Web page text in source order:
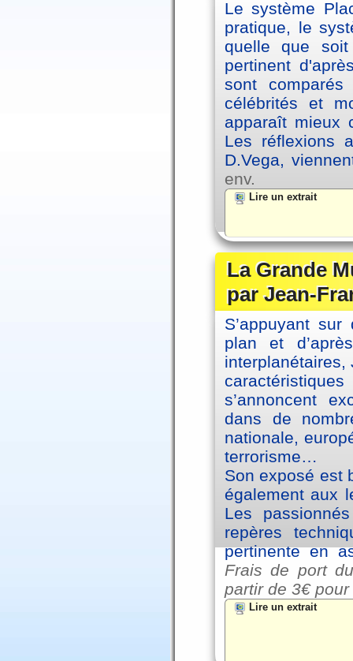
Le système
pratique, le
quelle que
pertinent
sont
célébrités et
apparaît mieux
Les réflexions
D.Vega,
env.
Lire un extrait
La Grande
par Jean-
S’appuyant
plan et
interplanétaires,
s’annoncent
dans de
nationale,
terrorisme…
Son exposé est
également aux
Les
repères
pertinente en
Frais de port
partir de 3€
Lire un extrait